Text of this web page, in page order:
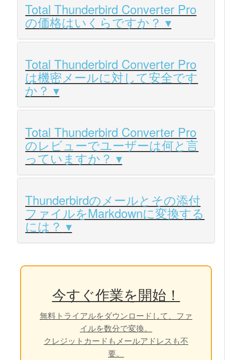
Total Thunderbird Converter Pro
の価格はいくらですか？
Total Thunderbird Converter Pro
は機密メールに対して安全です
か？
Total Thunderbird Converter Pro
のレビューでユーザーは何と言
っていますか？
Thunderbirdのメールとその添付
ファイルをMarkdownに変換する
には？
今すぐ作業を開始！
無料トライアルをダウンロードして、ファ
イルを数分で変換。
クレジットカードもメールアドレスも不
要。